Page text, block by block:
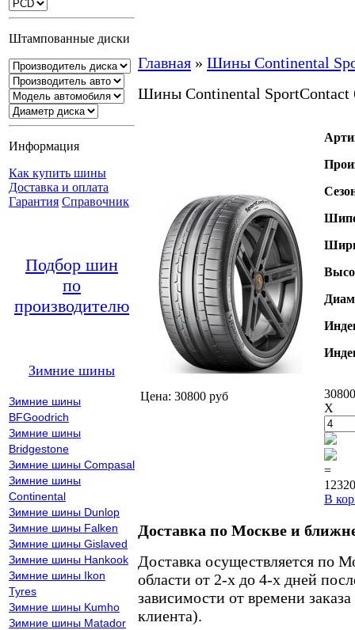
Штампованные диски
Информация
Как купить шины
Доставка и оплата
Гарантия Справочник
Подбор шин
по
производителю
Зимние шины
Зимние шины
BFGoodrich
Зимние шины
Bridgestone
Зимние шины Compasal
Зимние шины
Continental
Зимние шины Dunlop
Зимние шины Falken
Зимние шины Gislaved
Зимние шины Hankook
Зимние шины Ikon
Tyres
Зимние шины Kumho
Зимние шины Matador
Главная » Шины Continental
Шины Continental SportContact
Цена: 30800 руб
X
=
В
Доставка по Москве и
Доставка осуществляется по
области от 2-х до 4-х дней
зависимости от времени
клиента).